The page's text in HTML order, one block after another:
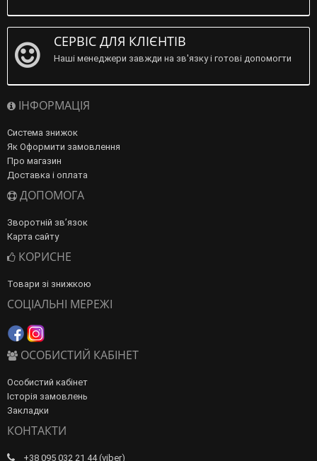
СЕРВІС ДЛЯ КЛІЄНТІВ
Наші менеджери завжди на зв'язку і готові допомогти
ІНФОРМАЦІЯ
Система знижок
Як Оформити замовлення
Про магазин
Доставка і оплата
ДОПОМОГА
Зворотній зв’язок
Карта сайту
КОРИСНЕ
Товари зі знижкою
СОЦІАЛЬНІ МЕРЕЖІ
ОСОБИСТИЙ КАБІНЕТ
Особистий кабінет
Історія замовлень
Закладки
КОНТАКТИ
+38 095 032 21 44 (viber)